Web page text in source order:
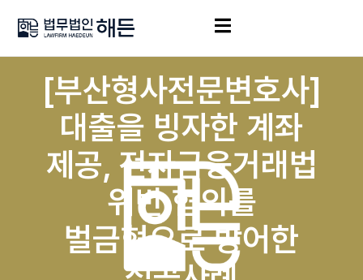
[부산형사전문변호사]
대출을 빙자한 계좌
제공, 전자금융거래법
위반 혐의를
벌금형으로 방어한